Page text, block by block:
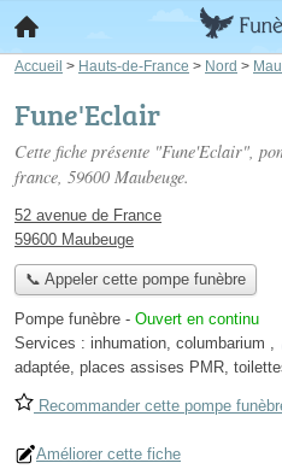
Accueil > Hauts-de-France > Nord >
Fune'Eclair
Cette fiche présente "Fune'Eclair",
france, 59600 Maubeuge.
52 avenue de France
59600 Maubeuge
📞 Appeler cette pompe funèbre
Pompe funèbre - Ouvert en continu
Services : inhumation, columbarium ,
adaptée, places assises PMR,
Recommander cette pompe
Améliorer cette fiche